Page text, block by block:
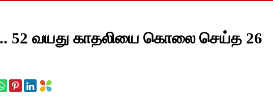
52 வயது காதலியை கொலை செய்த 26